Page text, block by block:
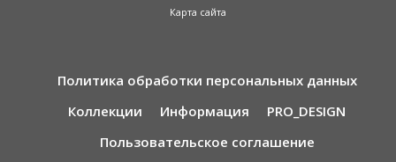
Карта сайта
Политика обработки персональных данных
Коллекции
Информация
PRO_DESIGN
Пользовательское соглашение